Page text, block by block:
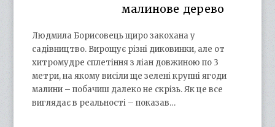
малинове дерево
Людмила Борисовець щиро закохана у
садівництво. Вирощує різні диковинки, але от
хитромудре сплетіння з ліан довжиною по 3
метри, на якому висіли ще зелені крупні ягоди
малини – побачиш далеко не скрізь. Як це все
виглядає в реальності – показав…